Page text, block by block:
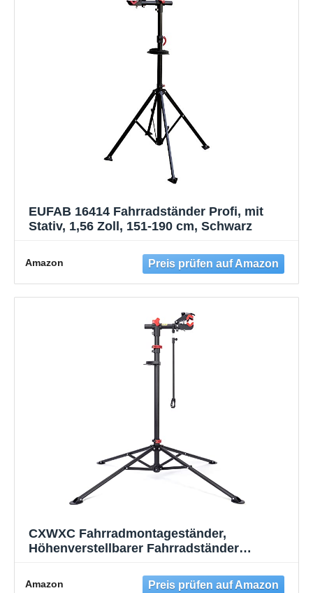
EUFAB 16414 Fahrradständer Profi, mit
Stativ, 1,56 Zoll, 151-190 cm, Schwarz
Amazon
CXWXC Fahrradmontageständer,
Höhenverstellbarer Fahrradständer
Werkzeugablage Robust für Mountainbike
Amazon